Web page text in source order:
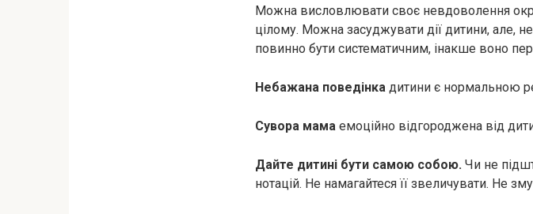
Можна висловлювати своє невдоволення
цілому. Можна засуджувати дії дитини, але,
повинно бути систематичним, інакше воно
Небажана поведінка дитини є нормальною
Сувора мама емоційно відгороджена від
Дайте дитині бути самою собою. Чи не
нотацій. Не намагайтеся її звеличувати. Не